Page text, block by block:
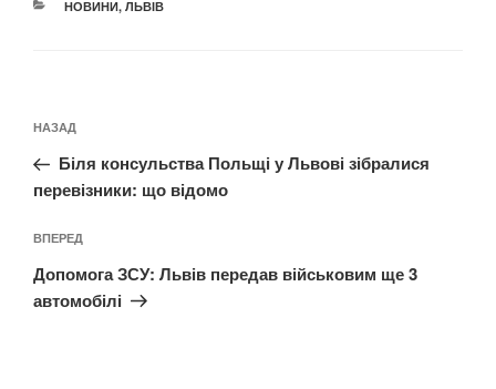
КАТЕГОРІЇ
НОВИНИ, ЛЬВІВ
записів
Попередній
запис:
НАЗАД
Біля консульства Польщі у Львові зібралися
перевізники: що відомо
Наступний
запис
ВПЕРЕД
Допомога ЗСУ: Львів передав військовим ще 3
автомобілі